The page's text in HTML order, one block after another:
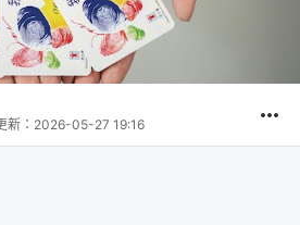
新： 2026-05-27 19:16